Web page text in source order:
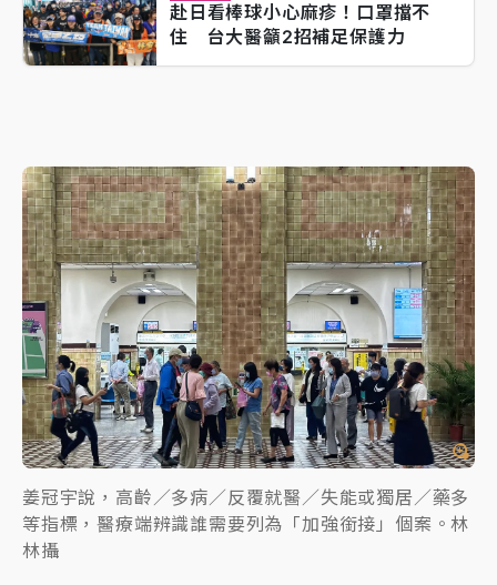
赴日看棒球小心麻疹！口罩擋不
住 台大醫籲2招補足保護力
姜冠宇說，高齡／多病／反覆就醫／失能或獨居／藥多
等指標，醫療端辨識誰需要列為「加強銜接」個案。林
林攝